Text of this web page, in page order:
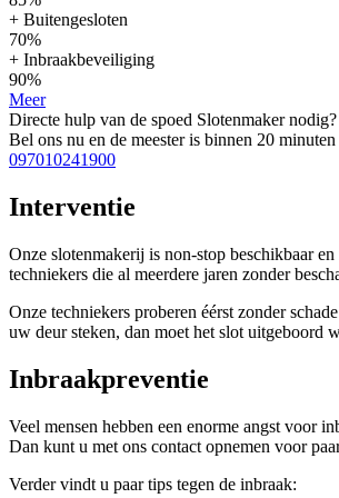
+ Buitengesloten
70%
+ Inbraakbeveiliging
90%
Meer
Directe hulp van de spoed Slotenmaker nodig?
Bel ons nu en de meester is binnen 20 minuten
097010241900
Interventie
Onze slotenmakerij is non-stop beschikbaar
techniekers die al meerdere jaren zonder
Onze techniekers proberen éérst zonder
uw deur steken, dan moet het slot uitgeboord
Inbraakpreventie
Veel mensen hebben een enorme angst voor
Dan kunt u met ons contact opnemen voor
Verder vindt u paar tips tegen de inbraak: